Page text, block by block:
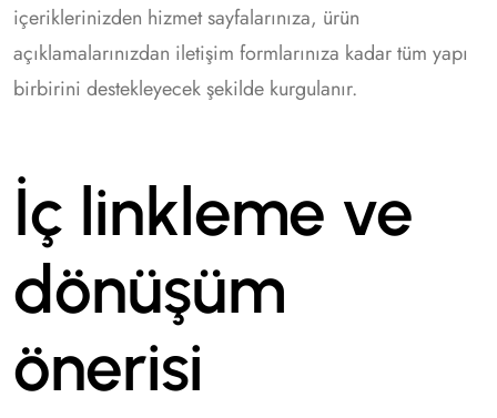
içeriklerinizden hizmet sayfalarınıza, ürün
açıklamalarınızdan iletişim formlarınıza kadar tüm yapı
birbirini destekleyecek şekilde kurgulanır.
İç linkleme ve
dönüşüm
önerisi